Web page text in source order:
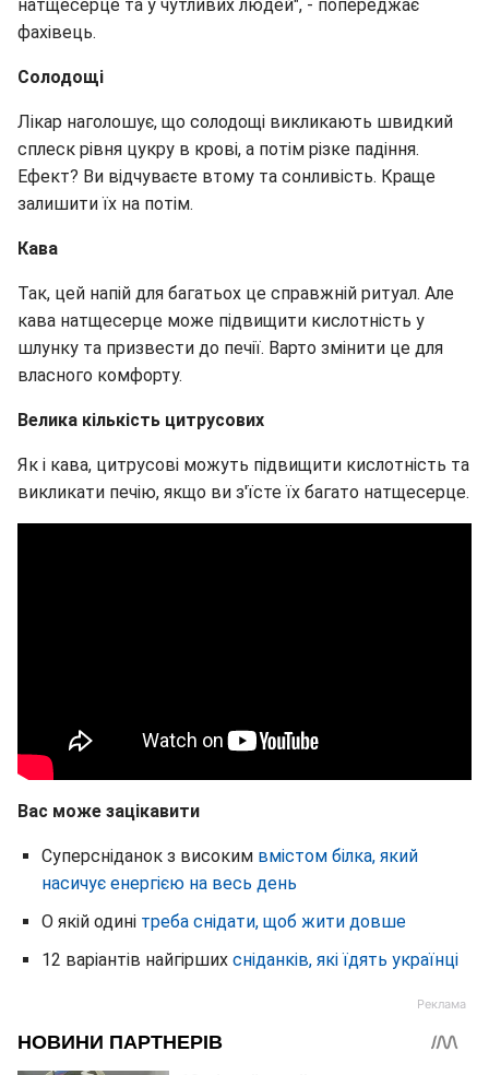
натщесерце та у чутливих людей", - попереджає
фахівець.
Солодощі
Лікар наголошує, що солодощі викликають швидкий
сплеск рівня цукру в крові, а потім різке падіння.
Ефект? Ви відчуваєте втому та сонливість. Краще
залишити їх на потім.
Кава
Так, цей напій для багатьох це справжній ритуал. Але
кава натщесерце може підвищити кислотність у
шлунку та призвести до печії. Варто змінити це для
власного комфорту.
Велика кількість цитрусових
Як і кава, цитрусові можуть підвищити кислотність та
викликати печію, якщо ви з'їсте їх багато натщесерце.
Вас може зацікавити
Суперсніданок з високим вмістом білка, який
насичує енергією на весь день
О якій одині треба снідати, щоб жити довше
12 варіантів найгірших сніданків, які їдять українці